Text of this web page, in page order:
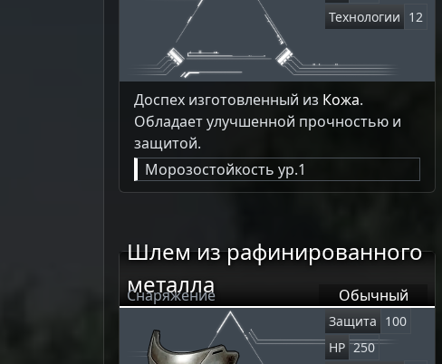
Технологии 12
Доспех изготовленный из Кожа.
Обладает улучшенной прочностью и
защитой.
Морозостойкость ур.1
Шлем из рафинированного
металла
Снаряжение Обычный
Защита 100
HP 250